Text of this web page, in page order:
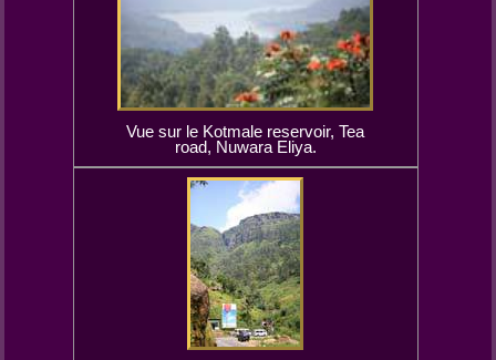
Vue sur le Kotmale reservoir, Tea
road, Nuwara Eliya.